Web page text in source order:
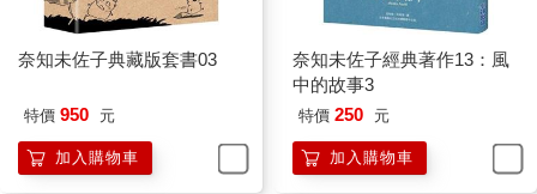
奈知未佐子典藏版套書03
特價 950 元
加入購物車
奈知未佐子經典著作13：風
中的故事3
特價 250 元
加入購物車